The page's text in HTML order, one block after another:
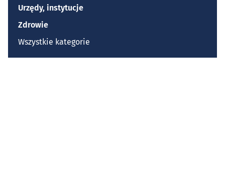
Urzędy, instytucje
Zdrowie
Wszystkie kategorie